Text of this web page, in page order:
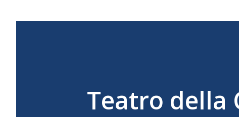
Teatro della